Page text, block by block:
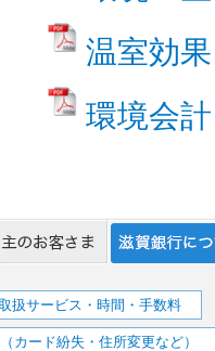
温室効
環境会計
扱サービス・時間・手数料
カード紛失・住所変更など）